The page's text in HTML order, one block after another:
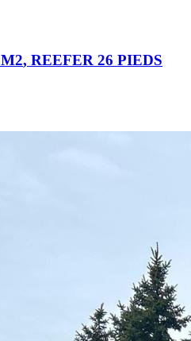
M2, REEFER 26 PIEDS